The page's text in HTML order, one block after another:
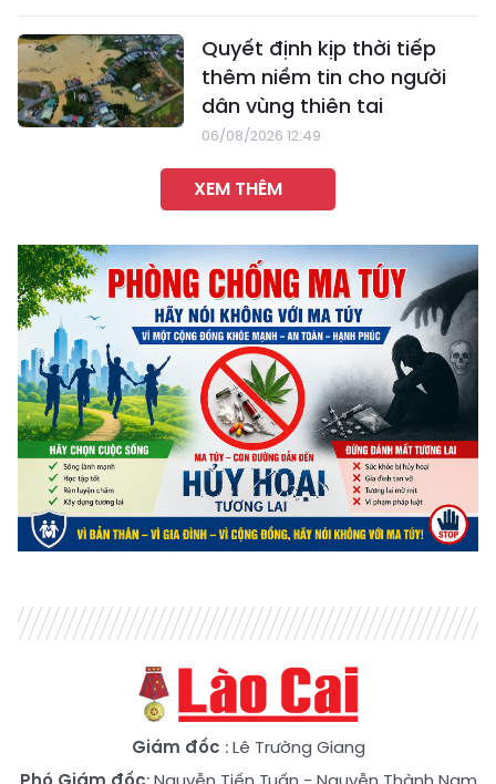
Quyết định kịp thời tiếp
thêm niềm tin cho người
dân vùng thiên tai
06/08/2026 12:49
XEM THÊM
Giám đốc : Lê Trường Giang